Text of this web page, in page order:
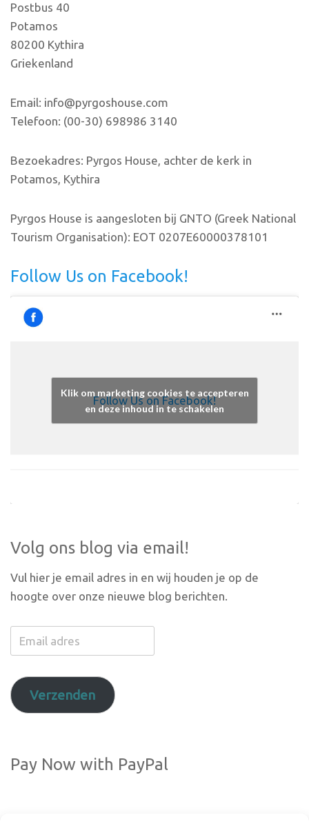
Postbus 40
Potamos
80200 Kythira
Griekenland
Email: info@pyrgoshouse.com
Telefoon: (00-30) 698986 3140
Bezoekadres: Pyrgos House, achter de kerk in
Potamos, Kythira
Pyrgos House is aangesloten bij GNTO (Greek National
Tourism Organisation): EOT 0207E60000378101
Follow Us on Facebook!
Follow Us on Facebook!
Klik om marketing cookies te accepteren
en deze inhoud in te schakelen
Volg ons blog via email!
Vul hier je email adres in en wij houden je op de
hoogte over onze nieuwe blog berichten.
Email
adres
Verzenden
Pay Now with PayPal